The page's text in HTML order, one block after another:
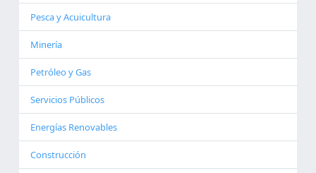
Pesca y Acuicultura
Minería
Petróleo y Gas
Servicios Públicos
Energías Renovables
Construcción